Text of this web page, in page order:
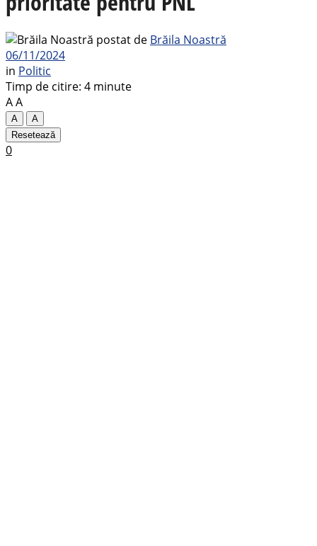
postat de Brăila Noastră
06/11/2024
in Politic
Timp de citire: 4 minute
AA
A
A
Resetează
0